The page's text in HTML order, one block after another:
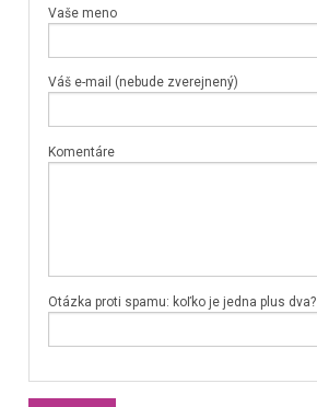
Vaše meno
Váš e-mail (nebude zverejnený)
Komentáre
Otázka proti spamu: koľko je jedna plus dva?